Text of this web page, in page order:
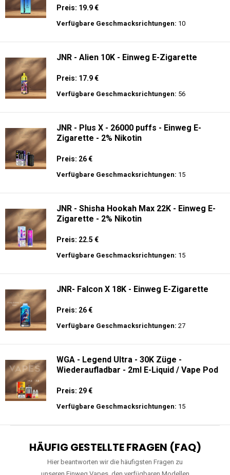
Preis: 19.9 €
Verfügbare Geschmacksrichtungen: 10
JNR - Alien 10K - Einweg E-Zigarette
Preis: 17.9 €
Verfügbare Geschmacksrichtungen: 56
JNR - Plus X - 26000 puffs - Einweg E-
Zigarette - 2% Nikotin
Preis: 26 €
Verfügbare Geschmacksrichtungen: 15
JNR - Shisha Hookah Max 22K - Einweg E-
Zigarette - 2% Nikotin
Preis: 22.5 €
Verfügbare Geschmacksrichtungen: 15
JNR- Falcon X 18K - Einweg E-Zigarette
Preis: 26 €
Verfügbare Geschmacksrichtungen: 27
WGA - Legend Ultra - 30K Züge -
Wiederaufladbar - 2ml E-Liquid / Vape Pod
Preis: 29 €
Verfügbare Geschmacksrichtungen: 15
HÄUFIG GESTELLTE FRAGEN (FAQ)
Hier beantworten wir die häufigsten Fragen zu